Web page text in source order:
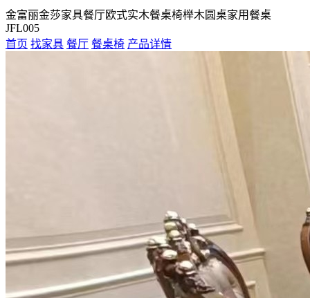
金富丽金莎家具餐厅欧式实木餐桌椅榉木圆桌家用餐桌
JFL005
首页 找家具 餐厅 餐桌椅 产品详情